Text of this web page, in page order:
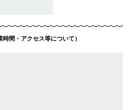
間・アクセス等について）